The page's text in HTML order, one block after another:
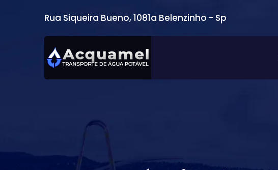
Rua Siqueira Bueno, 1081a Belenzinho - Sp